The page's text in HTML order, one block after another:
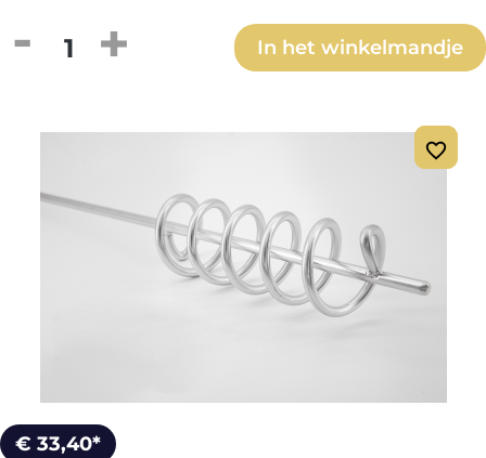
Producthoeveelheid: Voer deIn het winkelmandje
€ 33,40*